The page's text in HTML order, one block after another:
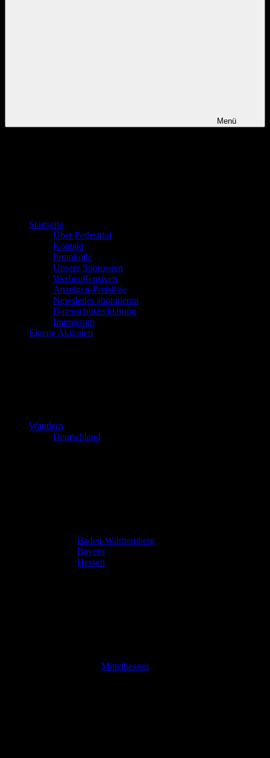
Menü
Startseite
Über Pedestrial
Kontakt
Protokolle
Unsere Sponsoren
Werbeoffensiven
Anzeigen-Preisliste
Newsletter abonnieren
Datenschutzerklärung
Impressum
Eigene Aktionen
Wandern
Deutschland
Baden-Württemberg
Bayern
Hessen
Mittelhessen